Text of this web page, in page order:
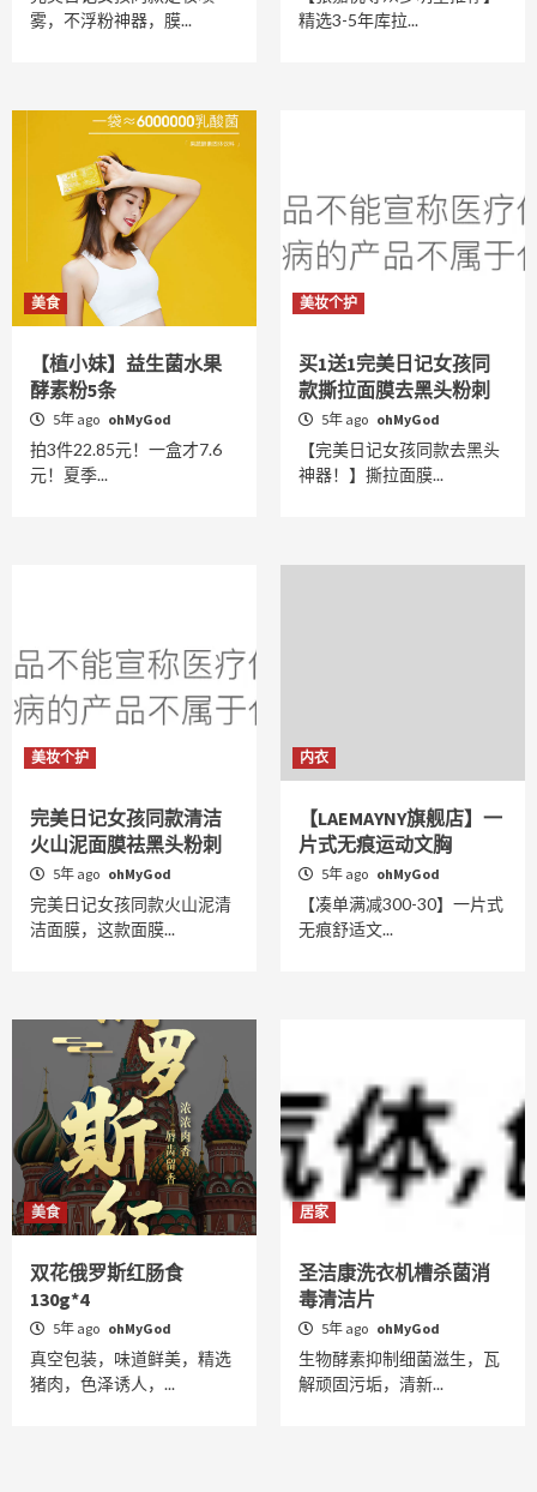
雾，不浮粉神器，膜...
精选3-5年库拉...
美食
【植小妹】益生菌水果
酵素粉5条
5年 ago ohMyGod
拍3件22.85元！一盒才7.6
元！夏季...
美妆个护
买1送1完美日记女孩同
款撕拉面膜去黑头粉刺
5年 ago ohMyGod
【完美日记女孩同款去黑头
神器！】撕拉面膜...
美妆个护
完美日记女孩同款清洁
火山泥面膜祛黑头粉刺
5年 ago ohMyGod
完美日记女孩同款火山泥清
洁面膜，这款面膜...
内衣
【LAEMAYNY旗舰店】一
片式无痕运动文胸
5年 ago ohMyGod
【凑单满减300-30】一片式
无痕舒适文...
美食
双花俄罗斯红肠食
130g*4
5年 ago ohMyGod
真空包装，味道鲜美，精选
猪肉，色泽诱人，...
居家
圣洁康洗衣机槽杀菌消
毒清洁片
5年 ago ohMyGod
生物酵素抑制细菌滋生，瓦
解顽固污垢，清新...